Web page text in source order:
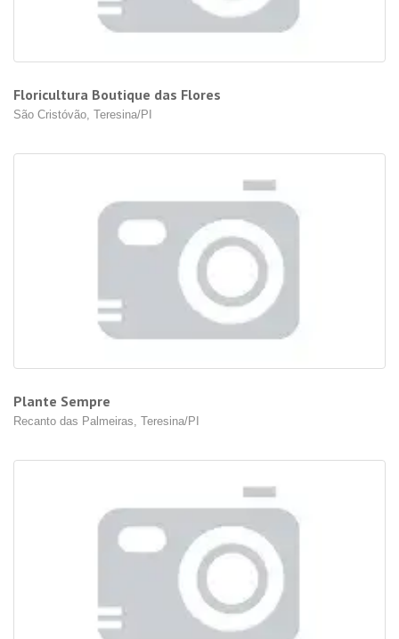
Floricultura Boutique das Flores
São Cristóvão, Teresina/PI
Plante Sempre
Recanto das Palmeiras, Teresina/PI